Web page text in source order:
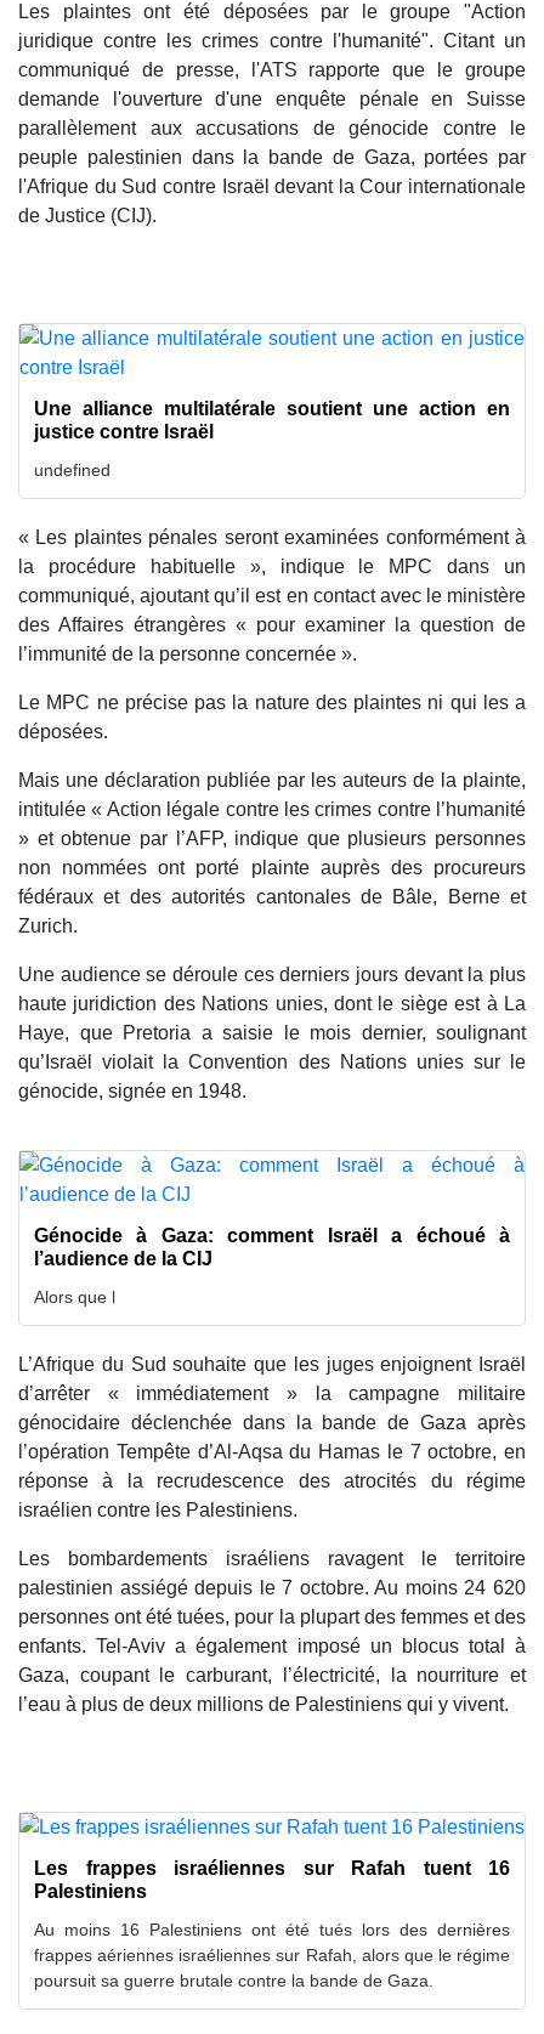
Les plaintes ont été déposées par le groupe "Action
juridique contre les crimes contre l'humanité". Citant un
communiqué de presse, l'ATS rapporte que le groupe
demande l'ouverture d'une enquête pénale en Suisse
parallèlement aux accusations de génocide contre le
peuple palestinien dans la bande de Gaza, portées par
l'Afrique du Sud contre Israël devant la Cour internationale
de Justice (CIJ).
Une alliance multilatérale soutient une action en
justice contre Israël
undefined
« Les plaintes pénales seront examinées conformément à
la procédure habituelle », indique le MPC dans un
communiqué, ajoutant qu’il est en contact avec le ministère
des Affaires étrangères « pour examiner la question de
l’immunité de la personne concernée ».
Le MPC ne précise pas la nature des plaintes ni qui les a
déposées.
Mais une déclaration publiée par les auteurs de la plainte,
intitulée « Action légale contre les crimes contre l’humanité
» et obtenue par l’AFP, indique que plusieurs personnes
non nommées ont porté plainte auprès des procureurs
fédéraux et des autorités cantonales de Bâle, Berne et
Zurich.
Une audience se déroule ces derniers jours devant la plus
haute juridiction des Nations unies, dont le siège est à La
Haye, que Pretoria a saisie le mois dernier, soulignant
qu’Israël violait la Convention des Nations unies sur le
génocide, signée en 1948.
Génocide à Gaza: comment Israël a échoué à
l’audience de la CIJ
Alors que l
L’Afrique du Sud souhaite que les juges enjoignent Israël
d’arrêter « immédiatement » la campagne militaire
génocidaire déclenchée dans la bande de Gaza après
l’opération Tempête d’Al-Aqsa du Hamas le 7 octobre, en
réponse à la recrudescence des atrocités du régime
israélien contre les Palestiniens.
Les bombardements israéliens ravagent le territoire
palestinien assiégé depuis le 7 octobre. Au moins 24 620
personnes ont été tuées, pour la plupart des femmes et des
enfants. Tel-Aviv a également imposé un blocus total à
Gaza, coupant le carburant, l’électricité, la nourriture et
l’eau à plus de deux millions de Palestiniens qui y vivent.
Les frappes israéliennes sur Rafah tuent 16
Palestiniens
Au moins 16 Palestiniens ont été tués lors des dernières
frappes aériennes israéliennes sur Rafah, alors que le régime
poursuit sa guerre brutale contre la bande de Gaza.